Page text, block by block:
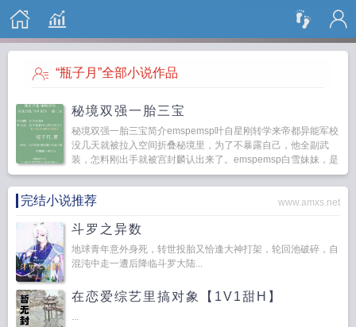
搜 索
“瓶子月”全部小说作品
秘境双强一胎三宝
秘境双强一胎三宝简介emspemsp叶自星刚转学来帝都异能军校
没几天就被拉入空间折叠秘境里，为了不暴露自己，他全副武
装，怎料刚出手就被宫封麟认出来了。emspemsp白雪妹妹，是
你吗？emspemsp妹...
完结小说推荐 www.amxs.net
斗罗之异数
地球青年意外身死，转世投胎又恰逢大神打架，轮回池破碎，自
混沌中走一遭后降临斗罗大陆...
在恋爱综艺里搞对象【1V1甜H】
...